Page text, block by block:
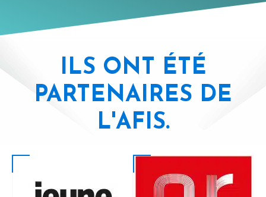
ILS ONT ÉTÉ
PARTENAIRES DE
L'AFIS.